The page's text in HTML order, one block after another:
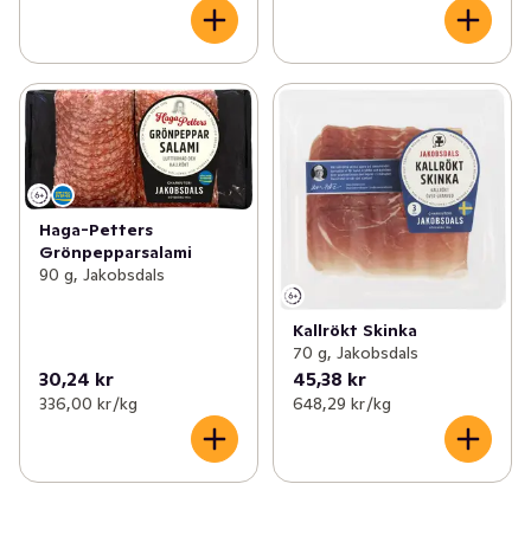
Haga-Petters
Grönpepparsalami
90 g, Jakobsdals
30,24 kr
336,00 kr /kg
Kallrökt Skinka
70 g, Jakobsdals
45,38 kr
648,29 kr /kg